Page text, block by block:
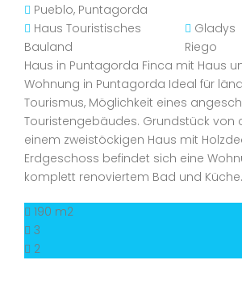
Pueblo, Puntagorda
Haus Touristisches
Bauland
Gladys
Riego
Haus in Puntagorda Finca mit Haus
Wohnung in Puntagorda Ideal für
Tourismus, Möglichkeit eines
Touristengebäudes. Grundstück von
einem zweistöckigen Haus mit
Erdgeschoss befindet sich eine
komplett renoviertem Bad und Küche.
190 m2
3
2